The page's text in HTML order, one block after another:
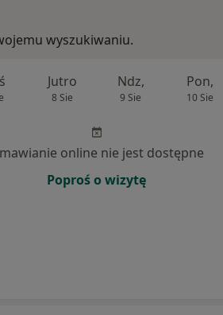
wyszukiwaniu.
Jutro
8 Sie
Ndz,
9 Sie
Pon,
10 Sie
online nie jest dostępne
Poproś o wizytę